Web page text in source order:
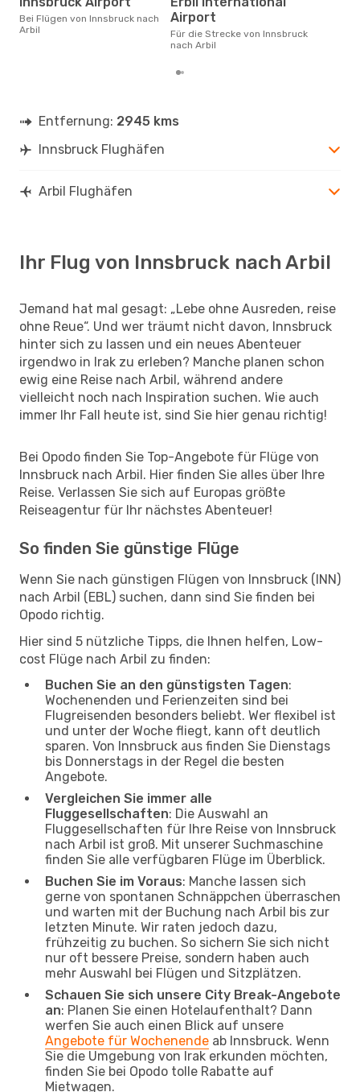
Bei Flügen von Innsbruck nach
Arbil
Airport
Für die Strecke von Innsbruck
nach Arbil
Entfernung: 2945 kms
Innsbruck Flughäfen
Arbil Flughäfen
Ihr Flug von Innsbruck nach Arbil
Jemand hat mal gesagt: „Lebe ohne Ausreden, reise
ohne Reue“. Und wer träumt nicht davon, Innsbruck
hinter sich zu lassen und ein neues Abenteuer
irgendwo in Irak zu erleben? Manche planen schon
ewig eine Reise nach Arbil, während andere
vielleicht noch nach Inspiration suchen. Wie auch
immer Ihr Fall heute ist, sind Sie hier genau richtig!
Bei Opodo finden Sie Top-Angebote für Flüge von
Innsbruck nach Arbil. Hier finden Sie alles über Ihre
Reise. Verlassen Sie sich auf Europas größte
Reiseagentur für Ihr nächstes Abenteuer!
So finden Sie günstige Flüge
Wenn Sie nach günstigen Flügen von Innsbruck (INN)
nach Arbil (EBL) suchen, dann sind Sie finden bei
Opodo richtig.
Hier sind 5 nützliche Tipps, die Ihnen helfen, Low-
cost Flüge nach Arbil zu finden:
Buchen Sie an den günstigsten Tagen:
Wochenenden und Ferienzeiten sind bei
Flugreisenden besonders beliebt. Wer flexibel ist
und unter der Woche fliegt, kann oft deutlich
sparen. Von Innsbruck aus finden Sie Dienstags
bis Donnerstags in der Regel die besten
Angebote.
Vergleichen Sie immer alle
Fluggesellschaften: Die Auswahl an
Fluggesellschaften für Ihre Reise von Innsbruck
nach Arbil ist groß. Mit unserer Suchmaschine
finden Sie alle verfügbaren Flüge im Überblick.
Buchen Sie im Voraus: Manche lassen sich
gerne von spontanen Schnäppchen überraschen
und warten mit der Buchung nach Arbil bis zur
letzten Minute. Wir raten jedoch dazu,
frühzeitig zu buchen. So sichern Sie sich nicht
nur oft bessere Preise, sondern haben auch
mehr Auswahl bei Flügen und Sitzplätzen.
Schauen Sie sich unsere City Break-Angebote
an: Planen Sie einen Hotelaufenthalt? Dann
werfen Sie auch einen Blick auf unsere
Angebote für Wochenende ab Innsbruck. Wenn
Sie die Umgebung von Irak erkunden möchten,
finden Sie bei Opodo tolle Rabatte auf
Mietwagen.